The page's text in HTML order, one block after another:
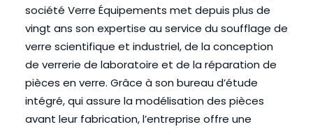
société Verre Équipements met depuis plus de
vingt ans son expertise au service du soufflage de
verre scientifique et industriel, de la conception
de verrerie de laboratoire et de la réparation de
pièces en verre. Grâce à son bureau d’étude
intégré, qui assure la modélisation des pièces
avant leur fabrication, l’entreprise offre une